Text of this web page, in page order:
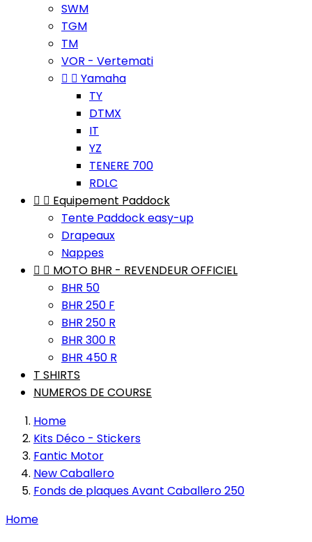
SWM
TGM
TM
VOR - Vertemati
  Yamaha
TY
DTMX
IT
YZ
TENERE 700
RDLC
  Equipement Paddock
Tente Paddock easy-up
Drapeaux
Nappes
  MOTO BHR - REVENDEUR OFFICIEL
BHR 50
BHR 250 F
BHR 250 R
BHR 300 R
BHR 450 R
T SHIRTS
NUMEROS DE COURSE
Home
Kits Déco - Stickers
Fantic Motor
New Caballero
Fonds de plaques Avant Caballero 250
Home